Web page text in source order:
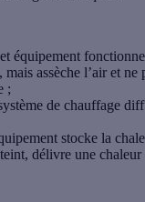
équipement
mais assèche l’air et ne
;
de chauffage
stocke la
délivre une